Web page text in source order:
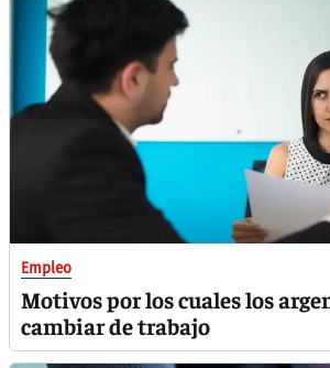
Empleo
Motivos por los cuales los
cambiar de trabajo